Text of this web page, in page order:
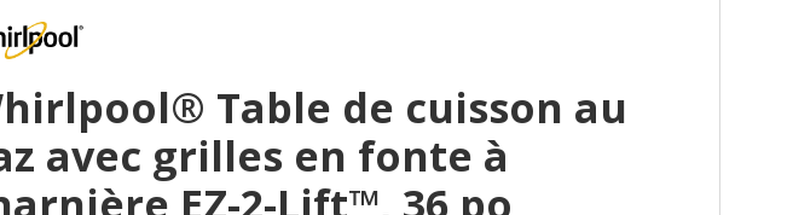
Table de cuisson au
avec grilles en fonte à